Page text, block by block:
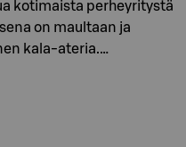
kotimaista perheyritystä
on maultaan ja
kala-ateria.…